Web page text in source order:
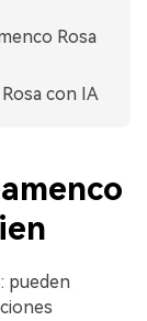
Rosa
con IA
pueden